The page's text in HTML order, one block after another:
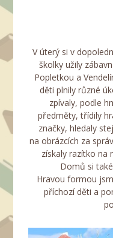
V úterý si v
školky užily
Popletkou a
děti plnily různé
zpívaly, podle
předměty, třídily
značky, hledaly
na obrázcích za
získaly razítko na
Domů si
Hravou formou
příchozí děti a